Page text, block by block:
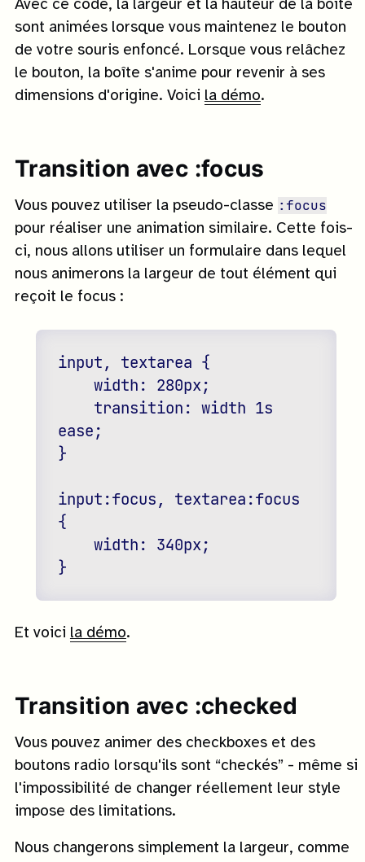
Avec ce code, la largeur et la hauteur de la boîte
sont animées lorsque vous maintenez le bouton
de votre souris enfoncé. Lorsque vous relâchez
le bouton, la boîte s'anime pour revenir à ses
dimensions d'origine. Voici la démo.
Transition avec :focus
Vous pouvez utiliser la pseudo-classe :focus
pour réaliser une animation similaire. Cette fois-
ci, nous allons utiliser un formulaire dans lequel
nous animerons la largeur de tout élément qui
reçoit le focus :
input, textarea {
ease;
}
input:focus, textarea:focus
{
Et voici la démo.
Transition avec :checked
Vous pouvez animer des checkboxes et des
boutons radio lorsqu'ils sont “checkés” - même si
l'impossibilité de changer réellement leur style
impose des limitations.
Nous changerons simplement la largeur, comme